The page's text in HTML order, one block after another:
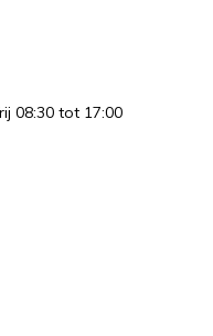
08:30 tot 17:00